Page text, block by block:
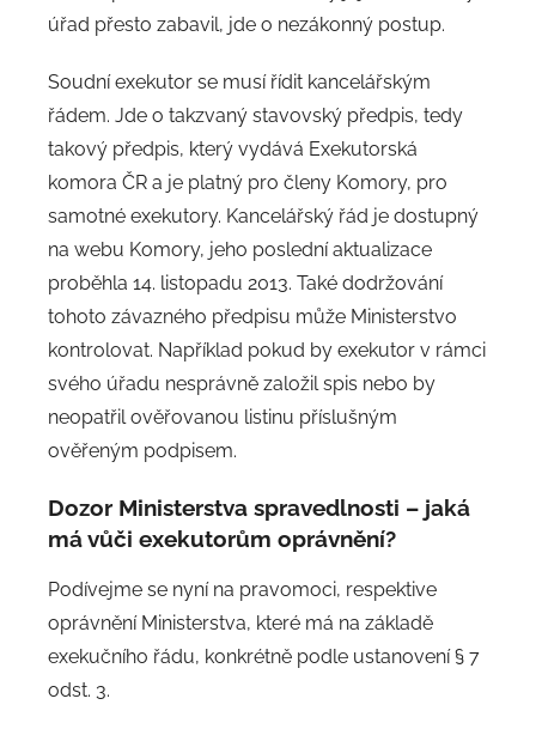
úřad přesto zabavil, jde o nezákonný postup.
Soudní exekutor se musí řídit kancelářským
řádem. Jde o takzvaný stavovský předpis, tedy
takový předpis, který vydává Exekutorská
komora ČR a je platný pro členy Komory, pro
samotné exekutory. Kancelářský řád je dostupný
na webu Komory, jeho poslední aktualizace
proběhla 14. listopadu 2013. Také dodržování
tohoto závazného předpisu může Ministerstvo
kontrolovat. Například pokud by exekutor v rámci
svého úřadu nesprávně založil spis nebo by
neopatřil ověřovanou listinu příslušným
ověřeným podpisem.
Dozor Ministerstva spravedlnosti – jaká
má vůči exekutorům oprávnění?
Podívejme se nyní na pravomoci, respektive
oprávnění Ministerstva, které má na základě
exekučního řádu, konkrétně podle ustanovení § 7
odst. 3.